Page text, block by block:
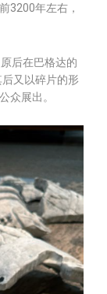
3200年左右，
后在巴格达的
又以碎片的形
众展出。